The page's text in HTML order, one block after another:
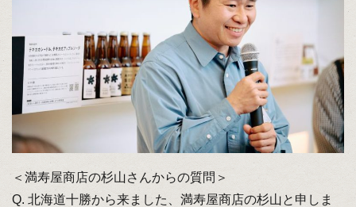
＜満寿屋商店の杉山さんからの質問＞
Q. 北海道十勝から来ました、満寿屋商店の杉山と申しま